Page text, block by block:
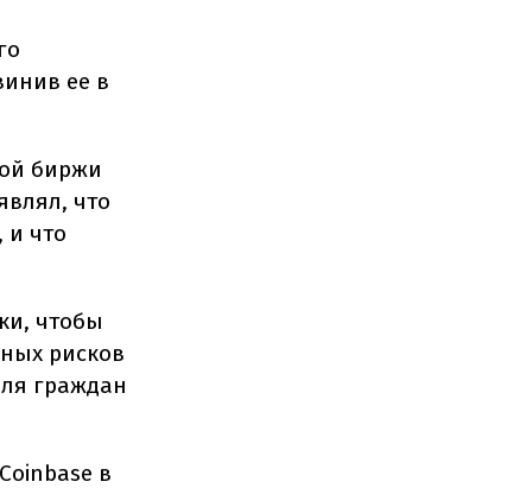
ее в
биржи
что
и что
чтобы
рисков
граждан
в